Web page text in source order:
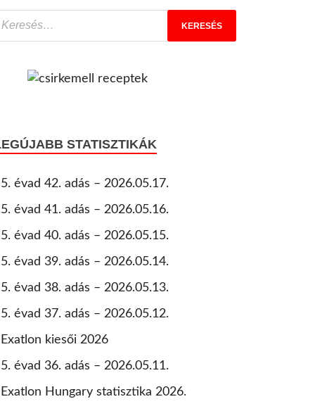
STATISZTIKÁK
5. évad 42. adás – 2026.05.17.
5. évad 41. adás – 2026.05.16.
5. évad 40. adás – 2026.05.15.
5. évad 39. adás – 2026.05.14.
5. évad 38. adás – 2026.05.13.
5. évad 37. adás – 2026.05.12.
Exatlon kiesői 2026
5. évad 36. adás – 2026.05.11.
Exatlon Hungary statisztika 2026.